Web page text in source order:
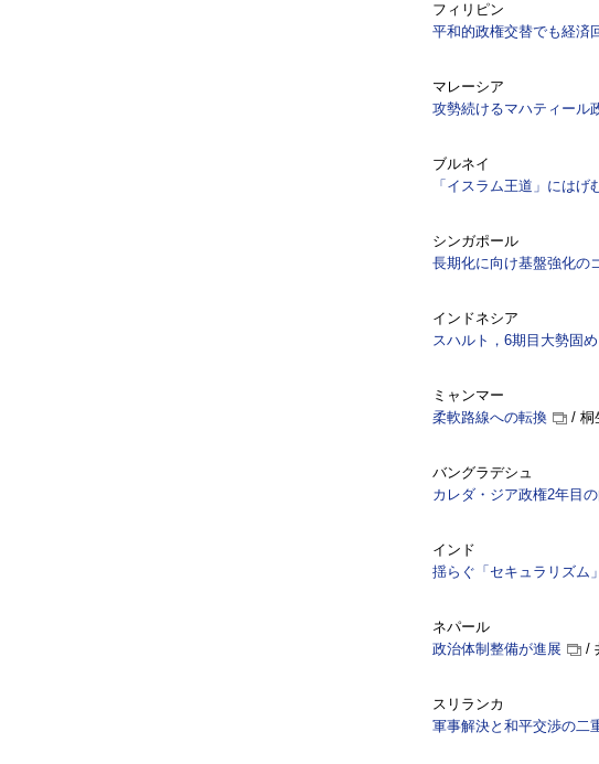
フィリピン
平和的政権交替でも経済
マレーシア
攻勢続けるマハティール
ブルネイ
「イスラム王道」にはげ
シンガポール
長期化に向け基盤強化の
インドネシア
スハルト，6期目大勢固
ミャンマー
柔軟路線への転換
/ 桐
バングラデシュ
カレダ・ジア政権2年目
インド
揺らぐ「セキュラリズム」
ネパール
政治体制整備が進展
/
スリランカ
軍事解決と和平交渉の二